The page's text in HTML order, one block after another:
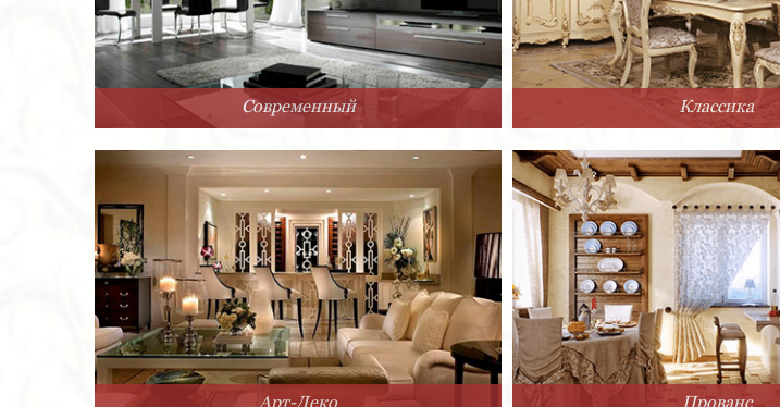
Современный Классика
Арт-Деко Прованс